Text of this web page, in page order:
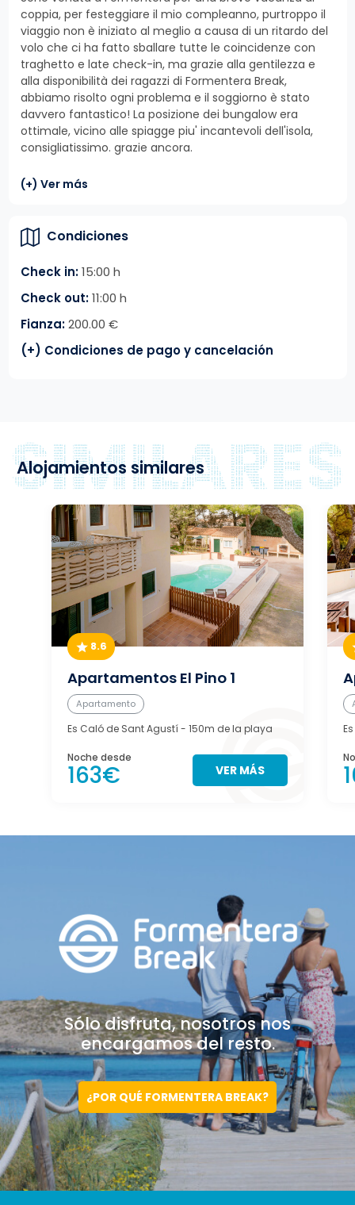
coppia, per festeggiare il mio compleanno, purtroppo il
viaggio non è iniziato al meglio a causa di un ritardo del
volo che ci ha fatto sballare tutte le coincidenze con
traghetto e late check-in, ma grazie alla gentilezza e
alla disponibilità dei ragazzi di Formentera Break,
abbiamo risolto ogni problema e il soggiorno è stato
davvero fantastico! La posizione dei bungalow era
ottimale, vicino alle spiagge piu' incantevoli dell'isola,
consigliatissimo. grazie ancora.
(+) Ver más
Condiciones
Check in:15:00 h
Check out:11:00 h
Fianza:200.00 €
(+) Condiciones de pago y cancelación
Alojamientos similares
8.6
Apartamentos El Pino 1
Apartamento
Es Caló de Sant Agustí- 150m de la playa
Noche desde
163€ VER MÁS
Sólo disfruta, nosotrosnos
encargamos del resto.
¿POR QUÉ FORMENTERA BREAK?